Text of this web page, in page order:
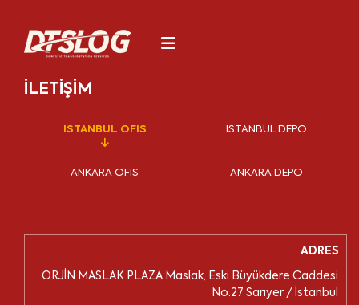
İLETİŞİM
ISTANBUL OFIS ISTANBUL DEPO
ANKARA OFIS ANKARA DEPO
ADRES
ORJİN MASLAK PLAZA Maslak, Eski Büyükdere Caddesi
No:27 Sarıyer / İstanbul